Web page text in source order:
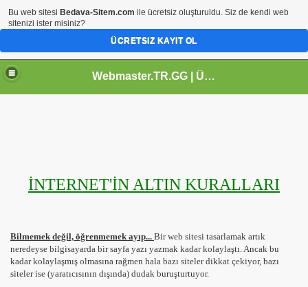
Webmaster.TR.GG | Ücretsiz Webmaster Kaynak Sitesi
İNTERNET'İN ALTIN KURALLARI
Bilmemek değil, öğrenmemek ayıp... Bir web sitesi tasarlamak artık
neredeyse bilgisayarda bir sayfa yazı yazmak kadar kolaylaştı. Ancak bu
kadar kolaylaşmış olmasına rağmen hala bazı siteler dikkat çekiyor, bazı
siteler ise (yaratıcısının dışında) dudak buruşturtuyor.
Bu web sitesi Bedava-Sitem.com ile ücretsiz oluşturuldu. Siz de kendi web
sitenizi ister misiniz?
ÜCRETSIZ KAYIT OL